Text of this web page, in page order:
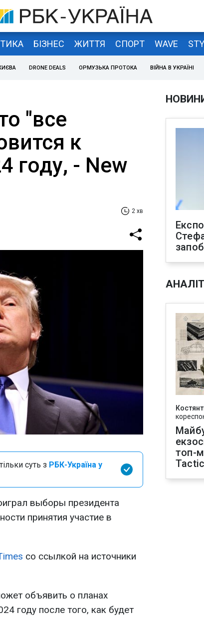
БІЗНЕС ЖИТТЯ СПОРТ WAVE
DRONE DEALS ОРМУЗЬКА ПРОТОКА ВІЙНА В УКРАЇНІ
"все
к
году, - New
2 хв
суть з РБК-Україна у
выборы президента
принятия участие в
со ссылкой на источники
объявить о планах
году после того, как будет
топ-